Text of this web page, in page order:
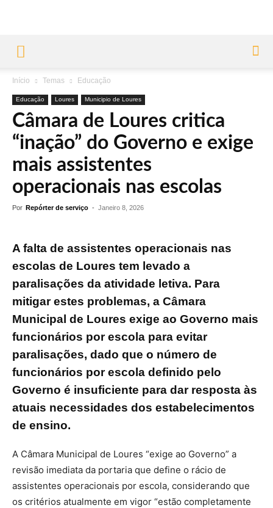
Início Temas Educação
Educação Loures Municipio de Loures
Câmara de Loures critica
“inação” do Governo e exige
mais assistentes
operacionais nas escolas
Por Repórter de serviço - Janeiro 8, 2026
A falta de assistentes operacionais nas
escolas de Loures tem levado a
paralisações da atividade letiva. Para
mitigar estes problemas, a Câmara
Municipal de Loures exige ao Governo mais
funcionários por escola para evitar
paralisações, dado que o número de
funcionários por escola definido pelo
Governo é insuficiente para dar resposta às
atuais necessidades dos estabelecimentos
de ensino.
A Câmara Municipal de Loures “exige ao Governo” a
revisão imediata da portaria que define o rácio de
assistentes operacionais por escola, considerando que
os critérios atualmente em vigor “estão completamente